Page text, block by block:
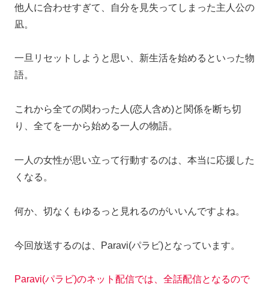
他人に合わせすぎて、自分を見失ってしまった主人公の
凪。
一旦リセットしようと思い、新生活を始めるといった物
語。
これから全ての関わった人(恋人含め)と関係を断ち切
り、全てを一から始める一人の物語。
一人の女性が思い立って行動するのは、本当に応援した
くなる。
何か、 切なくもゆるっと見れるのがいいんですよね。
今回放送するのは、Paravi(パラビ)となっています。
Paravi(パラビ)のネット配信では、全話配信となるので